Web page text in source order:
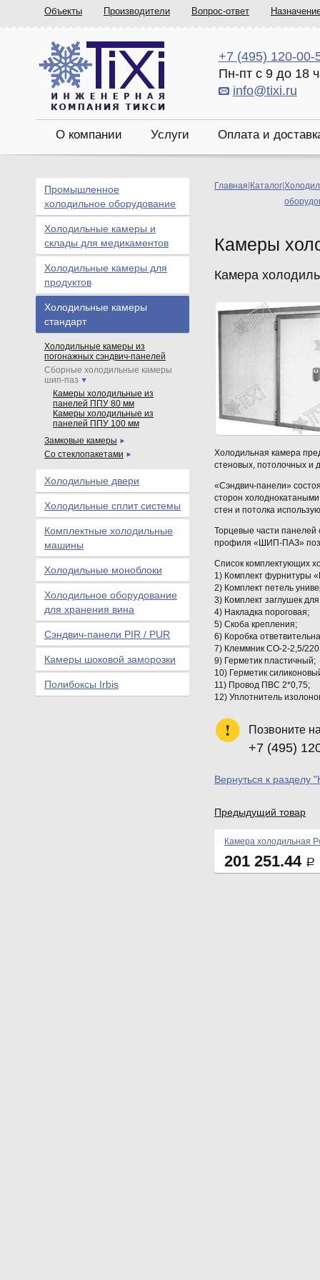
Объекты Производители Вопрос-ответ
+7 (495) 120-00-
Пн-пт с 9 до 18
info@tixi.ru
О компании Услуги Оплата и
Главная Каталог
Камеры
Камера
Холодильная камера
стеновых, потолочных и
«Сэндвич-панели»
сторон
стен и потолка
Торцевые части
профиля «ШИП-ПАЗ»
Список комплектующих
1) Комплект фурнитуры
2) Комплект петель
3) Комплект заглушек
4) Накладка пороговая;
5) Скоба крепления;
6) Коробка
7) Клеммник СО-2-2,5/
9) Герметик пластичный;
10) Герметик
11) Провод ПВС 2*0,75;
12) Уплотнитель
Позвоните
+7 (495)
Вернуться к
Предыдущий товар
Камера холодильная
201 251.44 Р
Промышленное
холодильное оборудование
Холодильные камеры и
склады для медикаментов
Холодильные камеры для
продуктов
Холодильные камеры
стандарт
Холодильные камеры из
погонажных сэндвич-панелей
Сборные холодильные камеры
шип-паз
Камеры холодильные из
панелей ППУ 80 мм
Камеры холодильные из
панелей ППУ 100 мм
Замковые камеры
Со стеклопакетами
Холодильные двери
Холодильные сплит системы
Комплектные холодильные
машины
Холодильные моноблоки
Холодильное оборудование
для хранения вина
Сэндвич-панели PIR / PUR
Камеры шоковой заморозки
Полибоксы Irbis